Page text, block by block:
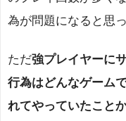
為が問題になると思
ただ強プレイヤーに
行為はどんなゲーム
れてやっていたこと